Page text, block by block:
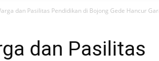
dan Pasilitas Pendidikan di Bojong Gede Hancur
dan Pasilitas